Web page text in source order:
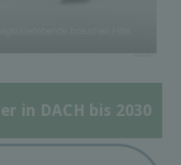
in DACH bis 2030